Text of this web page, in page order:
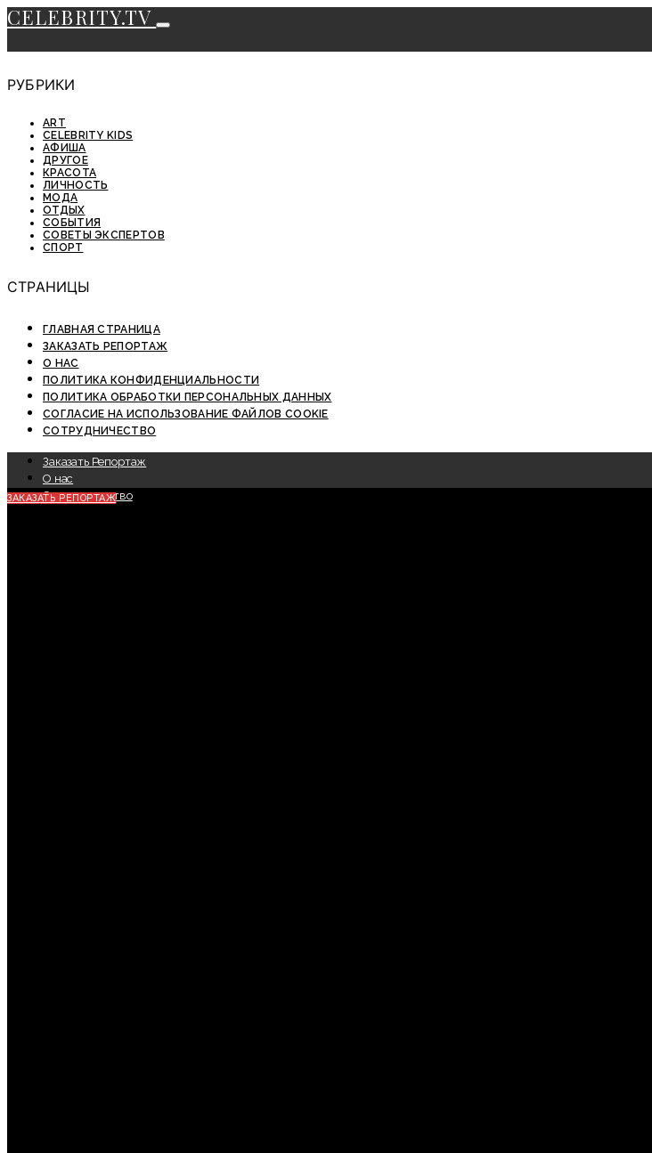
CELEBRITY.TV
РУБРИКИ
ART
CELEBRITY KIDS
АФИША
ДРУГОЕ
КРАСОТА
ЛИЧНОСТЬ
МОДА
ОТДЫХ
СОБЫТИЯ
СОВЕТЫ ЭКСПЕРТОВ
СПОРТ
СТРАНИЦЫ
ГЛАВНАЯ СТРАНИЦА
ЗАКАЗАТЬ РЕПОРТАЖ
О НАС
ПОЛИТИКА КОНФИДЕНЦИАЛЬНОСТИ
ПОЛИТИКА ОБРАБОТКИ ПЕРСОНАЛЬНЫХ ДАННЫХ
СОГЛАСИЕ НА ИСПОЛЬЗОВАНИЕ ФАЙЛОВ COOKIE
СОТРУДНИЧЕСТВО
Заказать Репортаж
О нас
Сотрудничество
ЗАКАЗАТЬ РЕПОРТАЖ